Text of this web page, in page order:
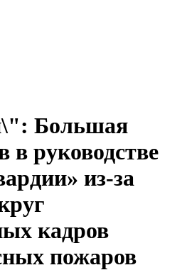
Большая
в руководстве
из-за
кадров
пожаров